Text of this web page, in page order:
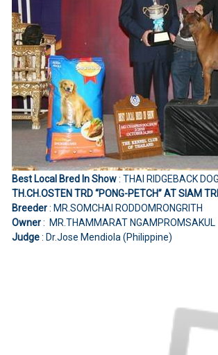
Best Local Bred In Show: THAI RIDGEBACK DOG
TH.CH.OSTEN TRD “PONG-PETCH” AT SIAM
Breeder: MR.SOMCHAI RODDOMRONGRITH
Owner: MR.THAMMARAT NGAMPROMSAKUL
Judge: Dr.Jose Mendiola (Philippine)